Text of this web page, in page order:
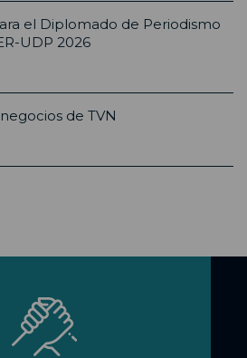
el Diplomado de Periodismo
UDP 2026
de TVN